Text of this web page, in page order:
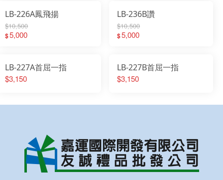
LB-226A鳳飛揚
$10,500
$5,000
LB-236B讚
$10,500
$5,000
LB-227A首屈一指
$3,150
LB-227B首屈一指
$3,150